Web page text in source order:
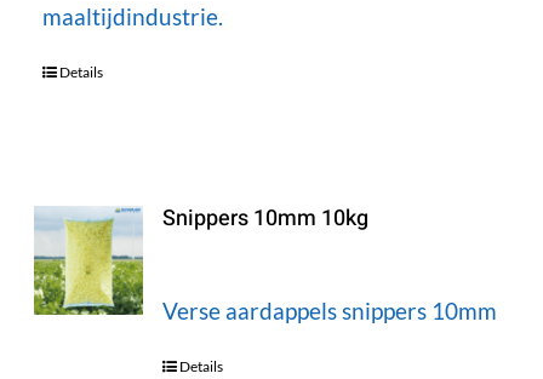
maaltijdindustrie.
Details
Snippers 10mm 10kg
Verse aardappels snippers 10mm
Details